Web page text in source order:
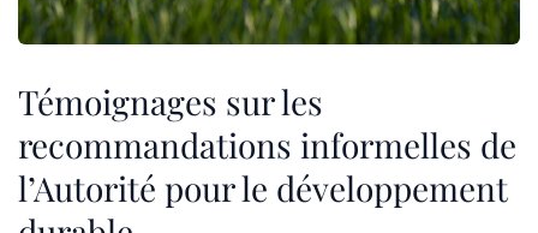
Témoignages sur les
recommandations informelles de
l’Autorité pour le développement